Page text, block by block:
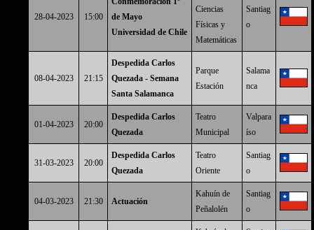
28-04-2023 15:00
de Mayo
Universidad de Chile
Ciencias
Físicas y
Matemáticas
Santiag
o
08-04-2023 21:15
Despedida Carlos
Quezada - Semana
Santa Salamanca
Parque
Estación
Salama
nca
01-04-2023 20:00
Despedida Carlos
Quezada
Teatro
Municipal
Valpara
íso
31-03-2023 20:00
Despedida Carlos
Quezada
Teatro
Oriente
Santiag
o
04-03-2023 21:30 Actuación
Kahuín de
Peñalolén
Santiag
o